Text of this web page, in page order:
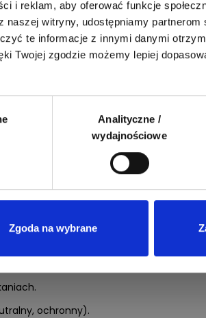
i reklam, aby oferować funkcje
witryny, udostępniamy partnerom
te informacje z innymi danymi
Twojej zgodzie możemy lepiej
Analityczne /
wydajnościowe
Zgoda na wybrane
– 230 V czy 400 V?
i specyfikacji urządzenia:
ochronny).